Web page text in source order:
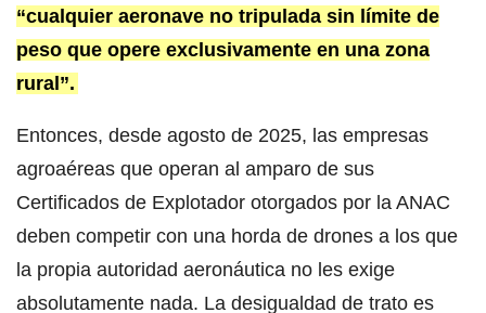
“cualquier aeronave no tripulada sin límite de
peso que opere exclusivamente en una zona
rural”.
Entonces, desde agosto de 2025, las empresas
agroaéreas que operan al amparo de sus
Certificados de Explotador otorgados por la ANAC
deben competir con una horda de drones a los que
la propia autoridad aeronáutica no les exige
absolutamente nada. La desigualdad de trato es